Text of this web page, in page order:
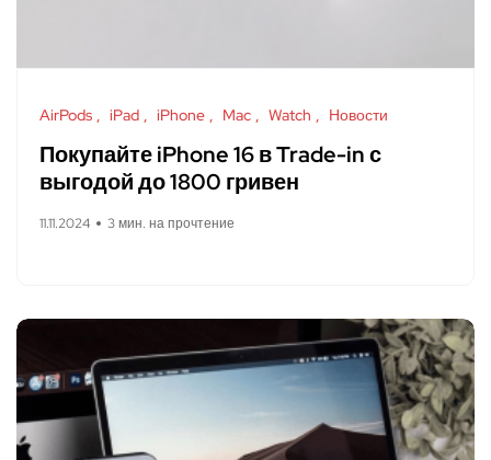
AirPods iPad iPhone Mac Watch Новости
Покупайте iPhone 16 в Trade-in с
выгодой до 1800 гривен
11.11.2024 3 мин. на прочтение